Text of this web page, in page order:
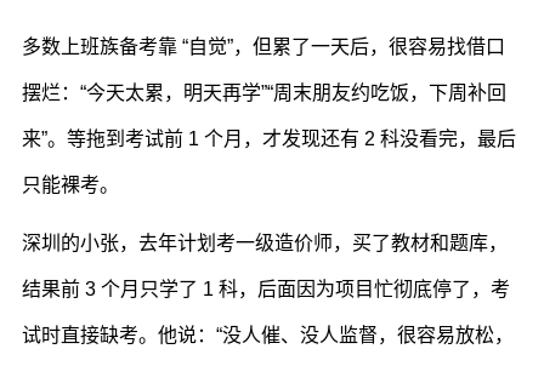
多数上班族备考靠 “自觉”，但累了一天后，很容易找借口
摆烂：“今天太累，明天再学”“周末朋友约吃饭，下周补回
来”。等拖到考试前 1 个月，才发现还有 2 科没看完，最后
只能裸考。
深圳 的小张，去年计划考一级造价师，买了教材和题库，
结果前 3 个月只学了 1 科，后面因为项目忙彻底停了，考
试时直接缺考。他说：“没人催、没人监督，很容易放松，